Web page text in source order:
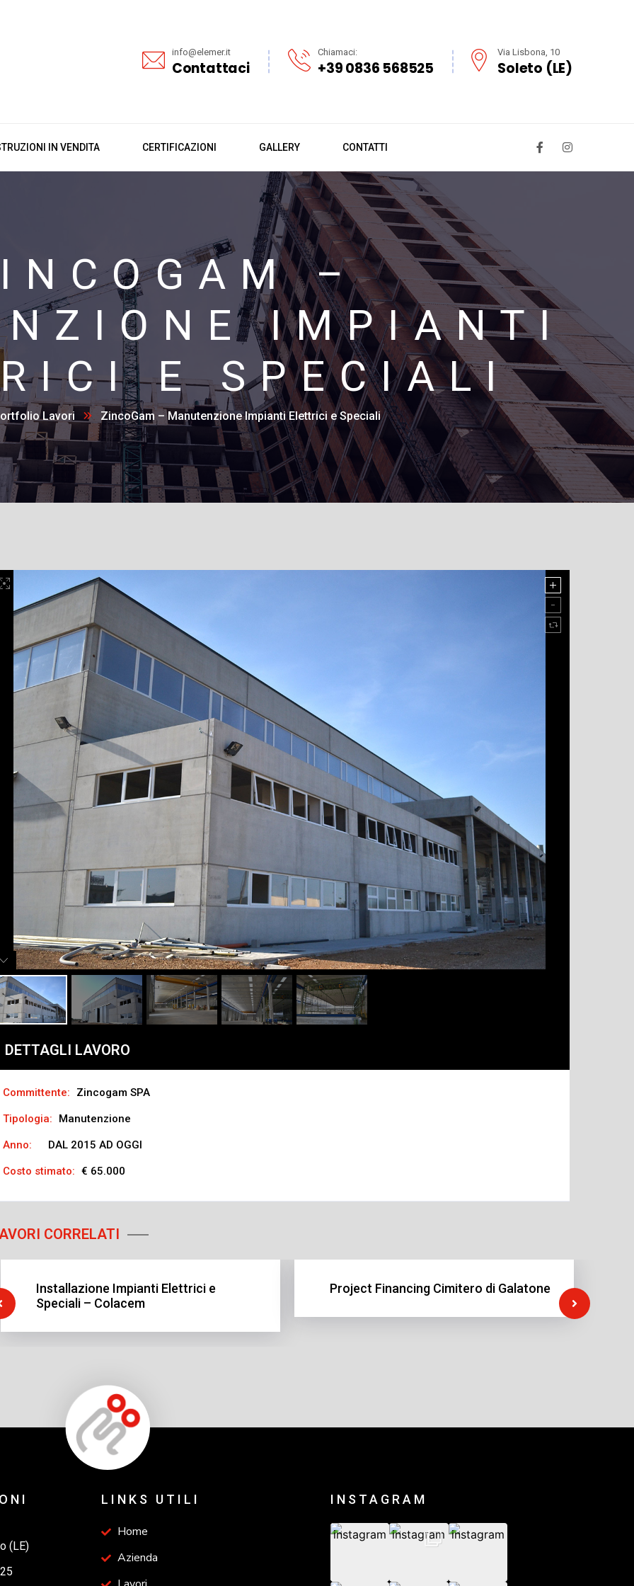
info@elemer.it
Contattaci
Chiamaci:
+39 0836 568525
Via Lisbona, 10
Soleto (LE)
IN VENDITA CERTIFICAZIONI GALLERY CONTATTI
–
IMPIANTI
E SPECIALI
Lavori ZincoGam – Manutenzione Impianti Elettrici e Speciali
DETTAGLI LAVORO
Committente: Zincogam SPA
Tipologia: Manutenzione
Anno: DAL 2015 AD OGGI
Costo stimato: € 65.000
CORRELATI
Installazione Impianti Elettrici e
Speciali – Colacem
Project Financing Cimitero di Galatone
(LE)
LINKS UTILI
Home
Azienda
INSTAGRAM